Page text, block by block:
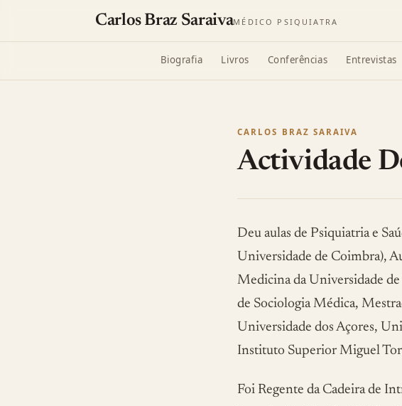
Carlos Braz SaraivaMÉDICO PSIQUIATRA
Biografia Livros Conferências Entrevistas
CARLOS BRAZ SARAIVA
Actividade
Deu aulas de Psiquiatria e
Universidade de Coimbra),
Medicina da Universidade
de Sociologia Médica,
Universidade dos Açores,
Instituto Superior Miguel
Foi Regente da Cadeira de